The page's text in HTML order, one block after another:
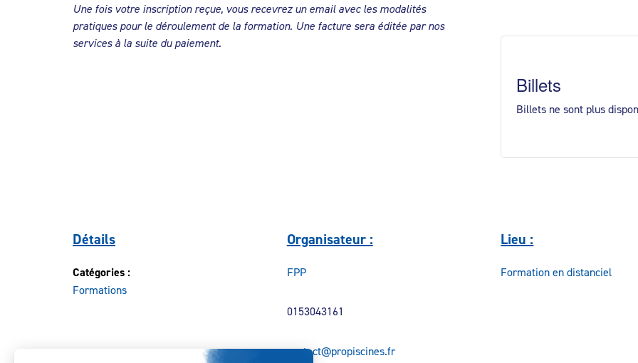
Une fois votre inscription reçue, vous recevrez un email avec les modalités
pratiques pour le déroulement de la formation. Une facture sera éditée par nos
services à la suite du paiement.
Billets
Billets ne sont plus
Détails
Catégories :
Formations
Organisateur :
FPP
0153043161
contact@propiscines.fr
Lieu :
Formation en distanciel